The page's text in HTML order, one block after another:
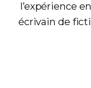
l’expérience
écrivain de